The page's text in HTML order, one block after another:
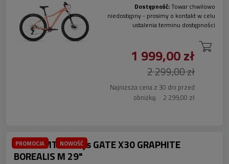
Dostępność:Towar chwilowo
niedostępny - prosimy o kontakt w celu
ustalenia terminu dostępności
1 999,00 zł
2 299,00 zł
Najniższa cena z 30 dni przed
obniżką:
2 299,00 zł
Rower MTB Kellys GATE X30 GRAPHITE
BOREALIS M 29"
PROMOCJA NOWOŚĆ